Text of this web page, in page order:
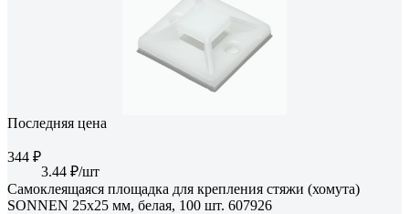
Последняя цена
344 ₽
3.44 ₽/шт
Самоклеящаяся площадка для крепления стяжи (хомута)
SONNEN 25x25 мм, белая, 100 шт. 607926